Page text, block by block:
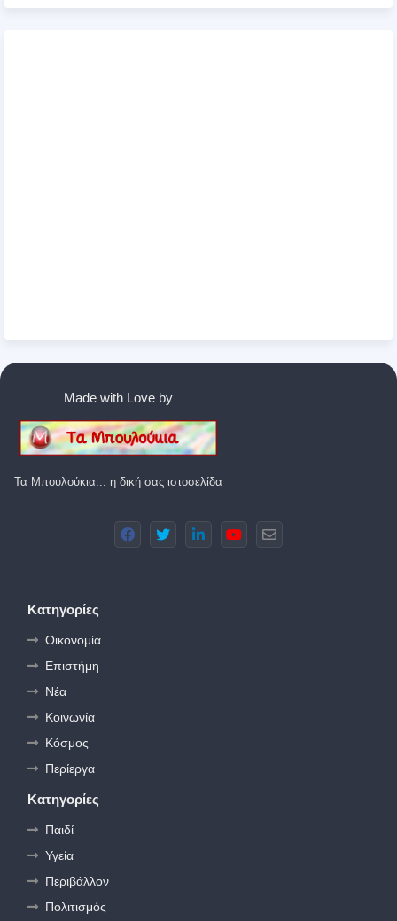
Made with Love by
Τα Μπουλούκια... η δική σας ιστοσελίδα
Κατηγορίες
Οικονομία
Επιστήμη
Νέα
Κοινωνία
Κόσμος
Περίεργα
Κατηγορίες
Παιδί
Υγεία
Περιβάλλον
Πολιτισμός